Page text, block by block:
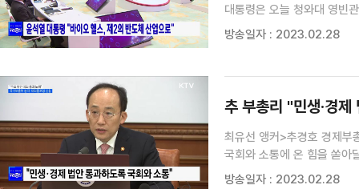
대통령은 오늘 청와대 영빈
시장 규모가 2천600조 원에
방송일자 : 2023.02.28
추 부총리 "민생·경제
최유선 앵커>추경호 경제부
국회와 소통에 온 힘을 쏟아
재외동포청을 신설하는 정
방송일자 : 2023.02.28